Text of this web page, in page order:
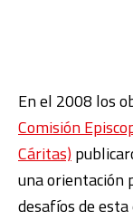
En el 2008 los
Comisión
Cáritas)
una orientación
desafíos de